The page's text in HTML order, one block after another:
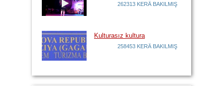
262313 KERÄ BAKILMIŞ
Kulturasız kultura
258453 KERÄ BAKILMIŞ